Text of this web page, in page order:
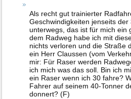
Als recht gut trainierter
Geschwindigkeiten jenseits
unterwegs, das ist für mich ein
dem Radweg habe ich mit
nichts verloren und die Straße
ein Herr Claussen (vom
mir: Für Raser werden
ich mich was das soll. Bin ich
ein Raser wenn ich 30 fahre?
Fahrer auf seinem 40-Tonner
donnert? (F)